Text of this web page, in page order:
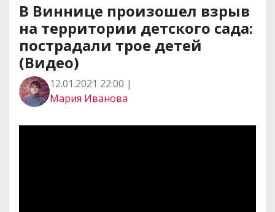
В Виннице произошел взрыв
на территории детского сада:
пострадали трое детей
(Видео)
12.01.2021 22:00 |
Мария Иванова